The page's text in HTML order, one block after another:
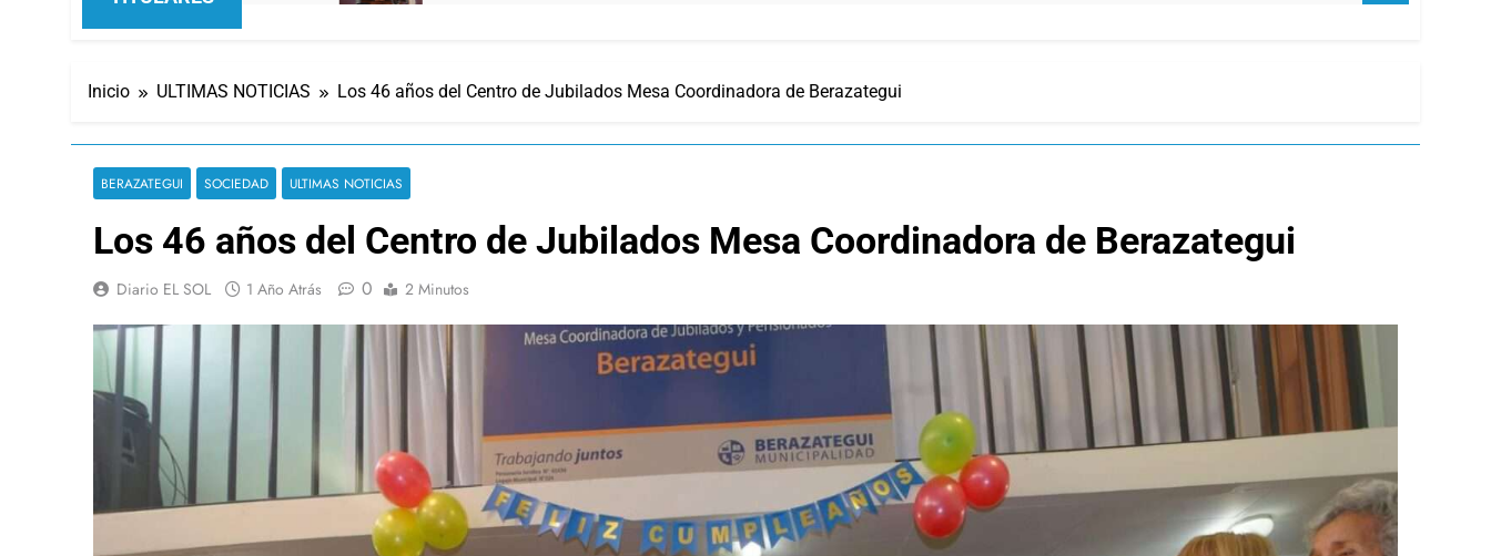
Inicio ULTIMAS NOTICIAS Los 46 años del Centro de Jubilados Mesa Coordinadora de Berazategui
BERAZATEGUI SOCIEDAD ULTIMAS NOTICIAS
Los 46 años del Centro de Jubilados Mesa Coordinadora de Berazategui
Diario EL SOL 1 Año Atrás 0 2 Minutos